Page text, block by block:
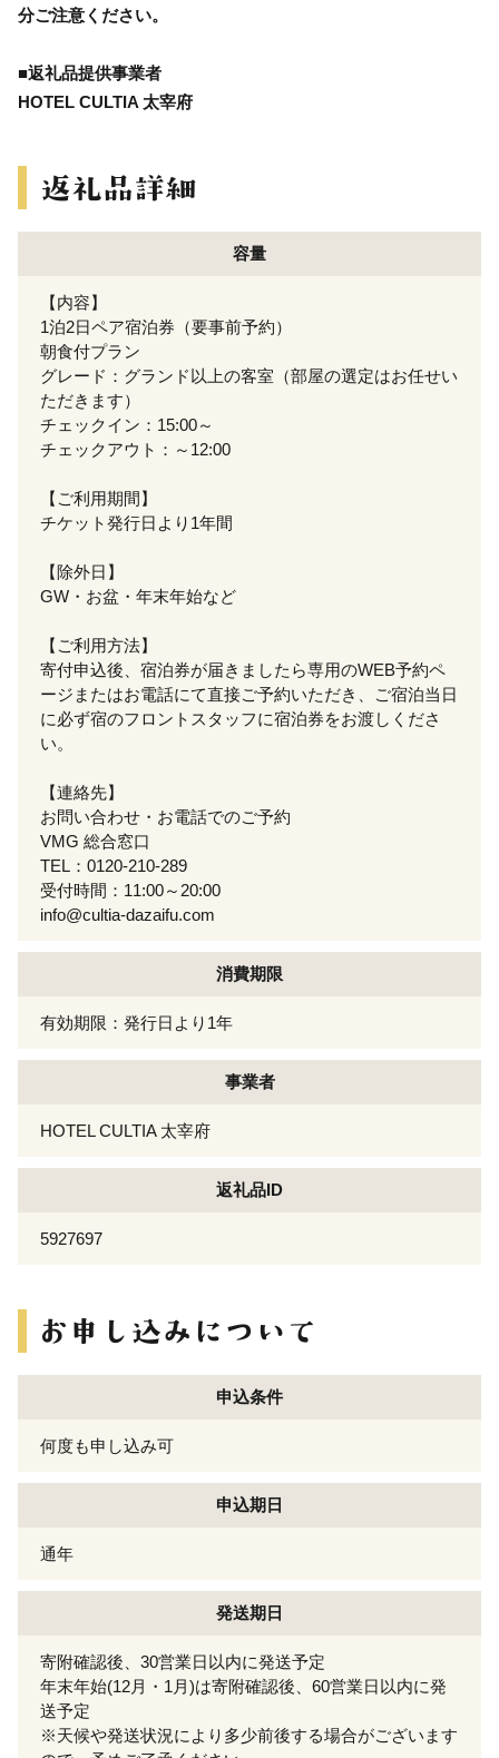
分ご注意ください。
■返礼品提供事業者
HOTEL CULTIA 太宰府
容量
【内容】
1泊2日ペア宿泊券（要事前予約）
朝食付プラン
グレード：グランド以上の客室（部屋の選定はお任せい
ただきます）
チェックイン：15:00～
チェックアウト：～12:00
【ご利用期間】
チケット発行日より1年間
【除外日】
GW・お盆・年末年始など
【ご利用方法】
寄付申込後、宿泊券が届きましたら専用のWEB予約ペ
ージまたはお電話にて直接ご予約いただき、ご宿泊当日
に必ず宿のフロントスタッフに宿泊券をお渡しくださ
い。
【連絡先】
お問い合わせ・お電話でのご予約
VMG 総合窓口
TEL：0120-210-289
受付時間：11:00～20:00
info@cultia-dazaifu.com
消費期限
有効期限：発行日より1年
事業者
HOTEL CULTIA 太宰府
返礼品ID
5927697
申込条件
何度も申し込み可
申込期日
通年
発送期日
寄附確認後、30営業日以内に発送予定
年末年始(12月・1月)は寄附確認後、60営業日以内に発
送予定
※天候や発送状況により多少前後する場合がございます